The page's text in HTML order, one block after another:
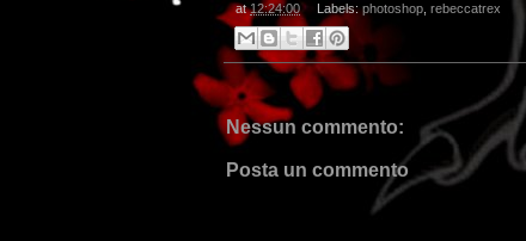
at12:24:00 Labels:photoshop, rebeccatrex
Nessun commento:
Posta un commento